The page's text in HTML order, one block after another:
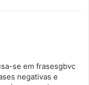
se em frasesgbvc
negativas e